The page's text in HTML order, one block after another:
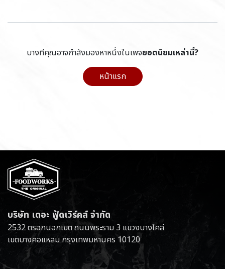
บางทีคุณอาจกำลังมองหาหนึ่งในเพจยอดนิยมเหล่านี้?
หน้าแรก
บริษัท เดอะ ฟู้ดเวิร์คส์ จำกัด
2532 ตรอกนอกเขต ถนนพระราม 3 แขวงบางโคล่
เขตบางคอแหลม กรุงเทพมหานคร 10120